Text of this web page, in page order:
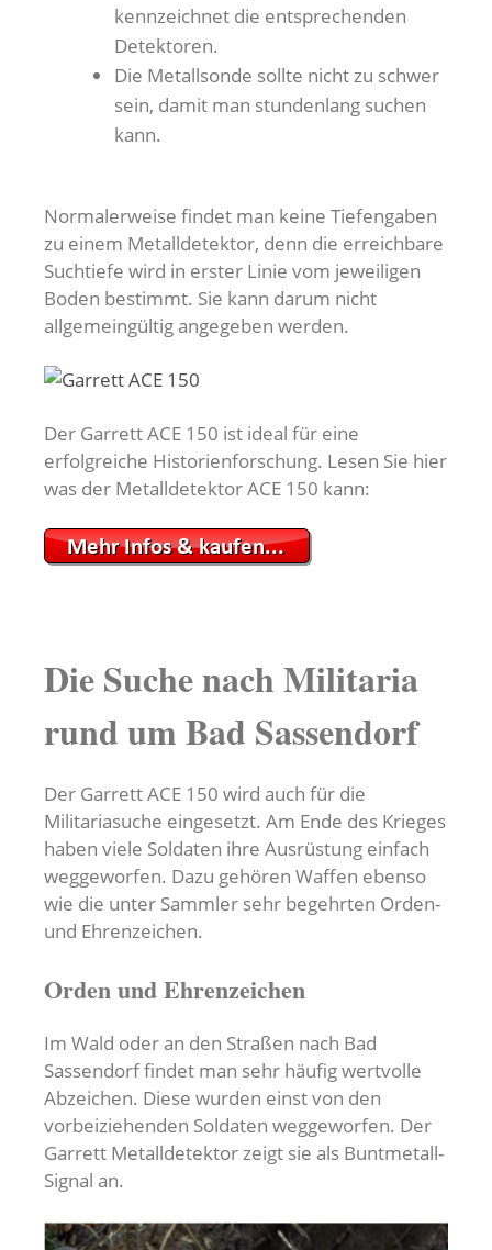
kennzeichnet die entsprechenden
Detektoren.
Die Metallsonde sollte nicht zu schwer
sein, damit man stundenlang suchen
kann.
Normalerweise findet man keine Tiefengaben
zu einem Metalldetektor, denn die erreichbare
Suchtiefe wird in erster Linie vom jeweiligen
Boden bestimmt. Sie kann darum nicht
allgemeingültig angegeben werden.
Der Garrett ACE 150 ist ideal für eine
erfolgreiche Historienforschung. Lesen Sie hier
was der Metalldetektor ACE 150 kann:
Die Suche nach Militaria
rund um Bad Sassendorf
Der Garrett ACE 150 wird auch für die
Militariasuche eingesetzt. Am Ende des Krieges
haben viele Soldaten ihre Ausrüstung einfach
weggeworfen. Dazu gehören Waffen ebenso
wie die unter Sammler sehr begehrten Orden-
und Ehrenzeichen.
Orden und Ehrenzeichen
Im Wald oder an den Straßen nach Bad
Sassendorf findet man sehr häufig wertvolle
Abzeichen. Diese wurden einst von den
vorbeiziehenden Soldaten weggeworfen. Der
Garrett Metalldetektor zeigt sie als Buntmetall-
Signal an.